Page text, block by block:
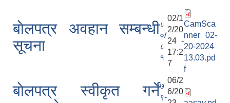
बाेलपत्र अवहान सम्बन्धी
सूचना
८
०/
८
१
02/1
2/20
24 -
17:2
7
CamSca
nner 02-
20-2024
13.03.pd
f
बाेलपत्र स्वीकृत गर्ने७
९-
06/2
6/20